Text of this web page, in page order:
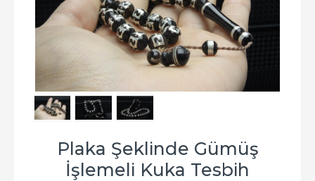
Plaka Şeklinde Gümüş
İşlemeli Kuka Tesbih